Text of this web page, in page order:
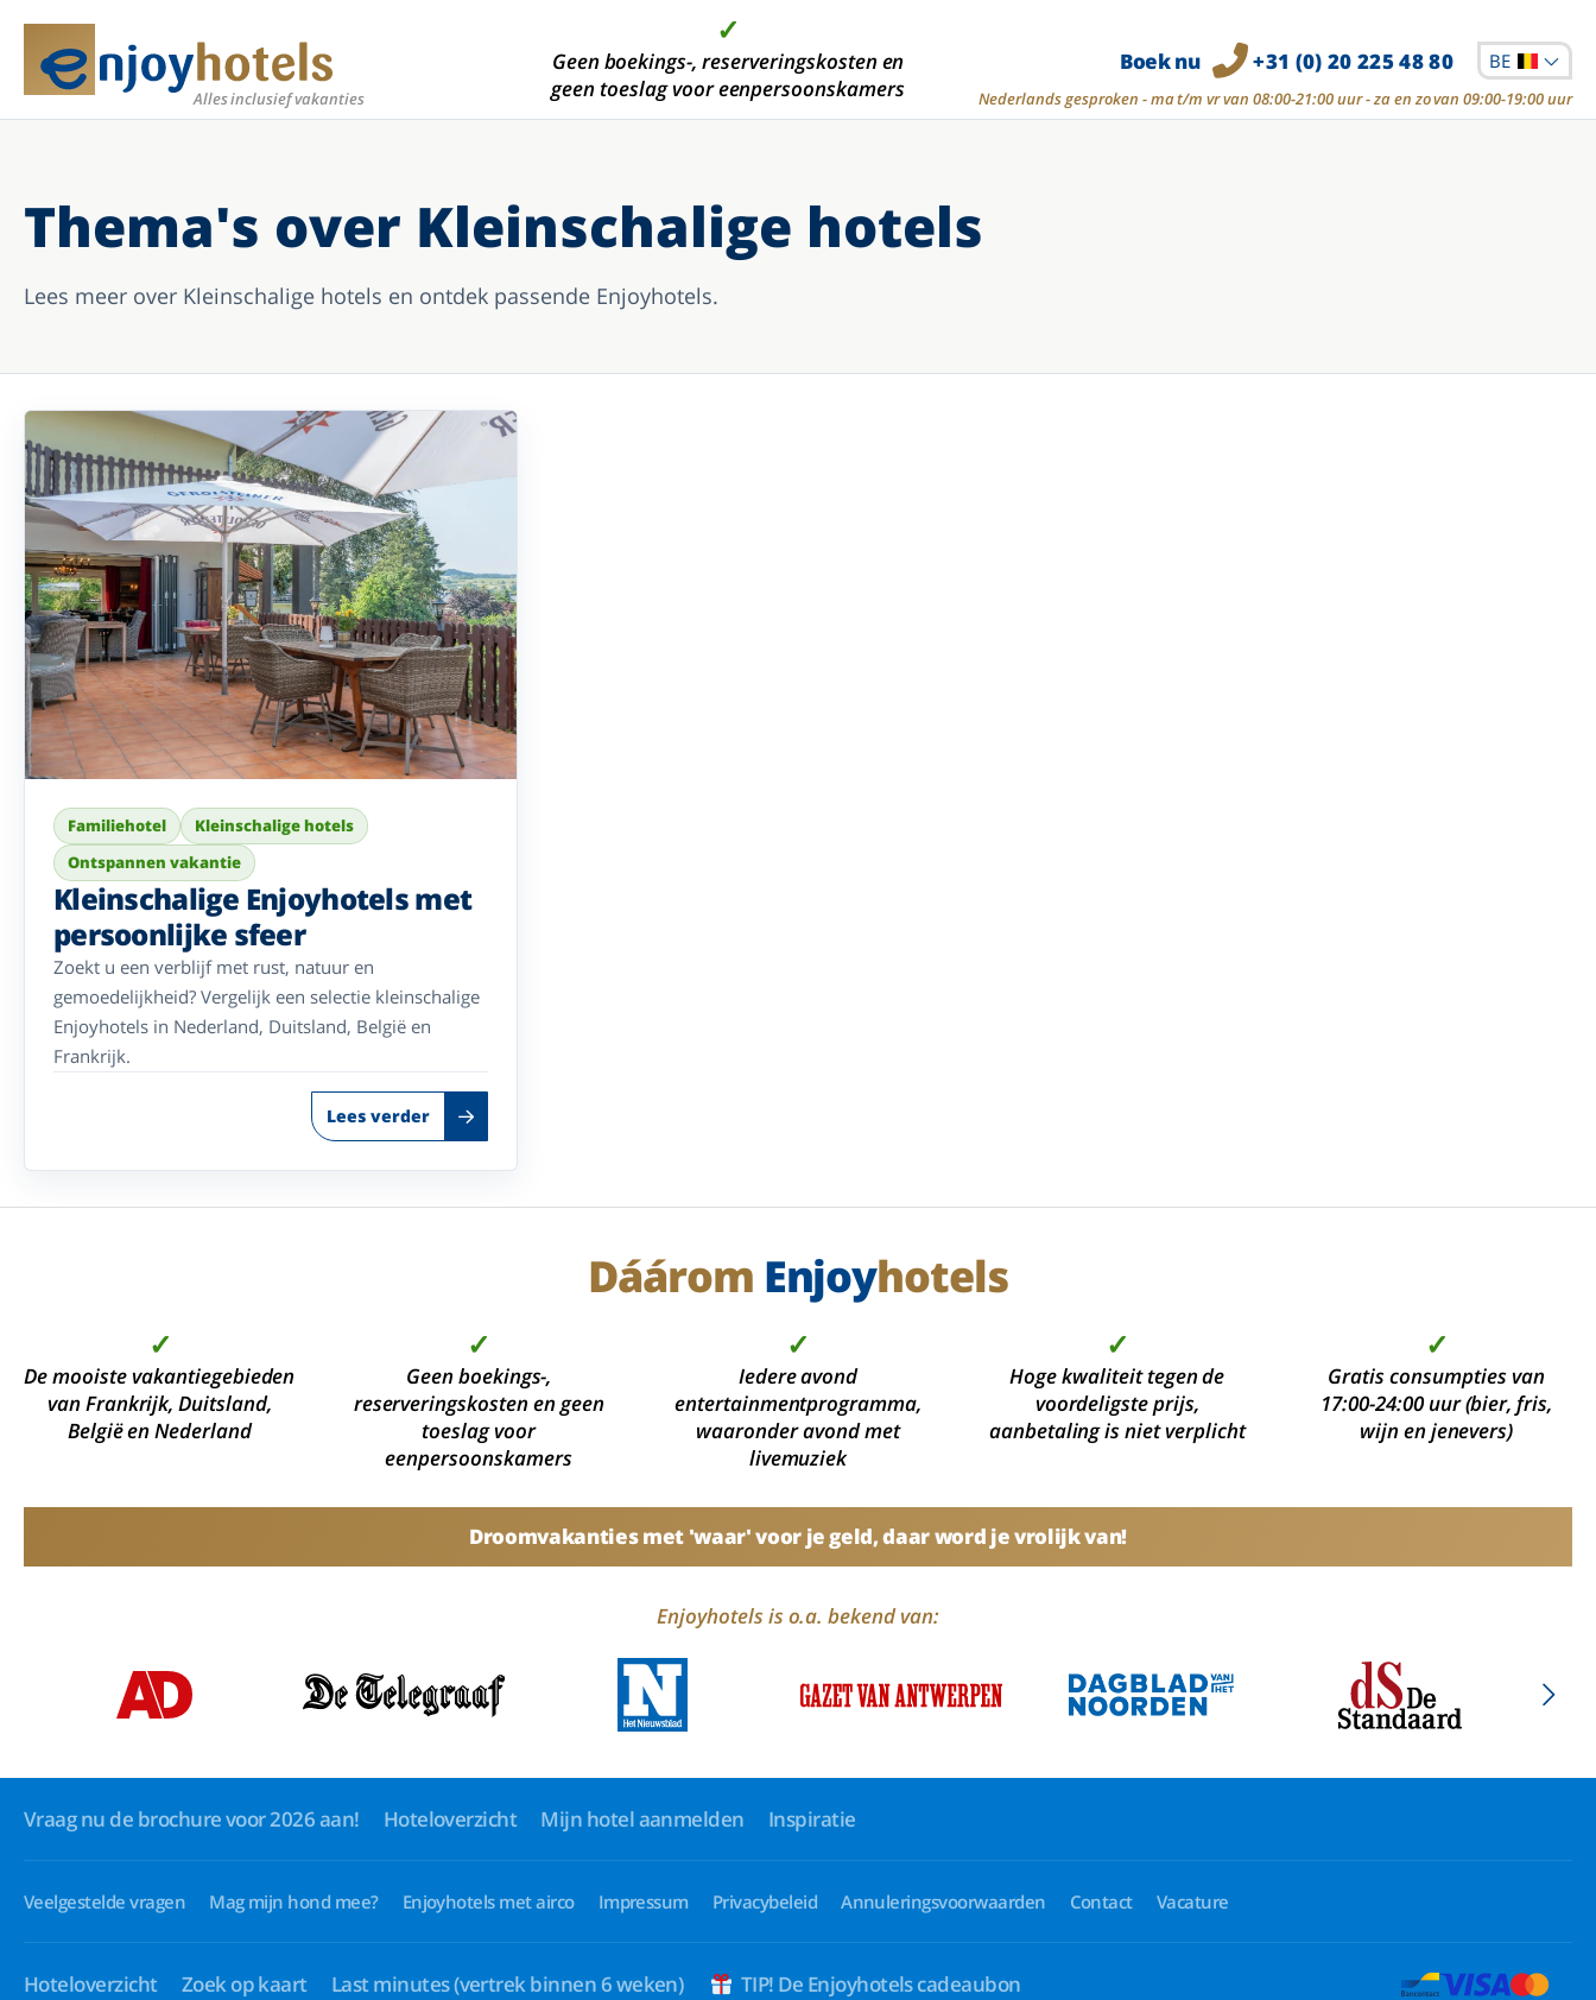
Alles inclusief vakanties
✓
Meer dan 2000 moderne hotelkamers, in de mooiste
vakantiegebieden
✓
Geen boekings-, reserveringskosten en
geen toeslag voor eenpersoonskamers
✓
Hoge kwaliteit tegen de
voordeligste prijs
✓
Aanbetaling is niet
verplicht
Boek nu +31 (0) 20 225 48 80 BE
Nederlands gesproken - ma t/m vr van 08:00-21:00 uur - za en zo van 09:00-19:00 uur
Thema's over Kleinschalige hotels
Lees meer over Kleinschalige hotels en ontdek passende Enjoyhotels.
Familiehotel
Kleinschalige hotels
Ontspannen vakantie
Kleinschalige Enjoyhotels met
persoonlijke sfeer
Zoekt u een verblijf met rust, natuur en
gemoedelijkheid? Vergelijk een selectie kleinschalige
Enjoyhotels in Nederland, Duitsland, België en
Frankrijk.
Lees verder
Dáárom Enjoyhotels
✓
De mooiste vakantiegebieden
van Frankrijk, Duitsland,
België en Nederland
✓
Geen boekings-,
reserveringskosten en geen
toeslag voor
eenpersoonskamers
✓
Iedere avond
entertainmentprogramma,
waaronder avond met
livemuziek
✓
Hoge kwaliteit tegen de
voordeligste prijs,
aanbetaling is niet verplicht
✓
Gratis consumpties van
17:00-24:00 uur (bier, fris,
wijn en jenevers)
Droomvakanties met 'waar' voor je geld, daar word je vrolijk van!
Enjoyhotels is o.a. bekend van:
Vraag nu de brochure voor 2026 aan! Hoteloverzicht Mijn hotel aanmelden Inspiratie
Veelgestelde vragen Mag mijn hond mee? Enjoyhotels met airco Impressum Privacybeleid Annuleringsvoorwaarden Contact Vacature
Hoteloverzicht Zoek op kaart Last minutes(vertrek binnen 6 weken) TIP! De Enjoyhotels cadeaubon